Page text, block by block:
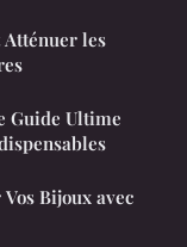
les
Guide Ultime
Bijoux avec